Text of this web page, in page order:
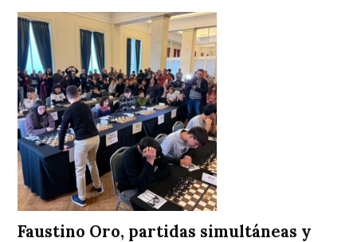
Faustino Oro, partidas simultáneas y